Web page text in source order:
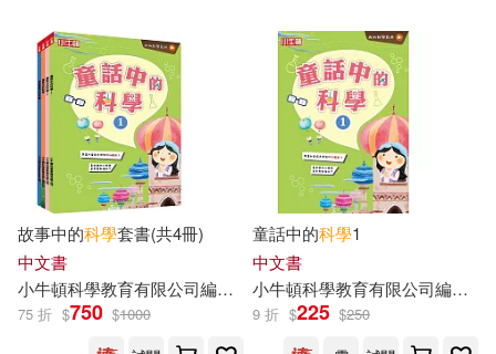
故事中的科學套書(共4冊)
中文書
小牛頓科學教育有限公司編輯 團隊
75 折 $750 $1000
童話中的科學1
中文書
小牛頓科學教育有限公司編輯
9 折 $225 $250